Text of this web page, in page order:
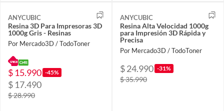
ANYCUBIC
Resina 3D Para Impresoras 3D
1000g Gris - Resinas
Por Mercado3D / TodoToner
$ 15.990 -45%
$ 17.490
$ 28.990
ANYCUBIC
Resina Alta Velocidad 1000g
para Impresión 3D Rápida y
Precisa
Por Mercado3D / TodoToner
$ 24.990 -31%
$ 35.990